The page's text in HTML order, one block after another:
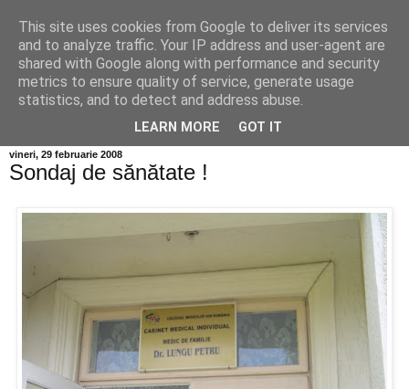
Info MILEANCA
BINE AȚI VENIT! *Jurnal online de informație și opinie;
Duminică 09 August, 2026
vineri, 29 februarie 2008
Sondaj de sănătate !
This site uses cookies from Google to deliver its services
and to analyze traffic. Your IP address and user-agent are
shared with Google along with performance and security
metrics to ensure quality of service, generate usage
statistics, and to detect and address abuse.
LEARN MORE GOT IT